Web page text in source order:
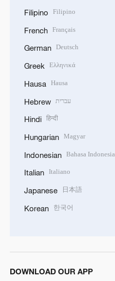
Filipino Filipino
French Français
German Deutsch
Greek Ελληνικά
Hausa Hausa
Hebrew עברית
Hindi हिन्दी
Hungarian Magyar
Indonesian Bahasa Indonesia
Italian Italiano
Japanese 日本語
Korean 한국어
DOWNLOAD OUR APP